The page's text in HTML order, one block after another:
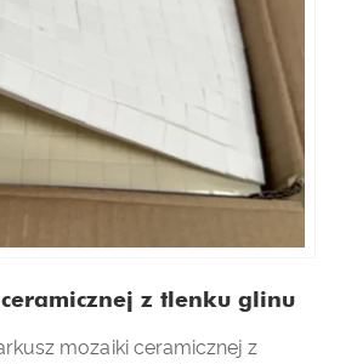
z tlenku glinu
mozaiki ceramicznej z